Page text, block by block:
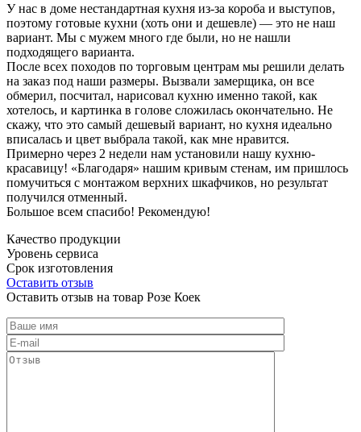
У нас в доме нестандартная кухня из-за короба и выступов,
поэтому готовые кухни (хоть они и дешевле) — это не наш
вариант. Мы с мужем много где были, но не нашли
подходящего варианта.
После всех походов по торговым центрам мы решили делать
на заказ под наши размеры. Вызвали замерщика, он все
обмерил, посчитал, нарисовал кухню именно такой, как
хотелось, и картинка в голове сложилась окончательно. Не
скажу, что это самый дешевый вариант, но кухня идеально
вписалась и цвет выбрала такой, как мне нравится.
Примерно через 2 недели нам установили нашу кухню-
красавицу! «Благодаря» нашим кривым стенам, им пришлось
помучиться с монтажом верхних шкафчиков, но результат
получился отменный.
Большое всем спасибо! Рекомендую!
Качество продукции
Уровень сервиса
Срок изготовления
Оставить отзыв
Оставить отзыв на товар Розе Коек